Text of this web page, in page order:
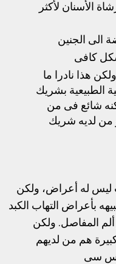
الأسنان لأكثر
الى الجنين
كافى
هذا نادرا ما
الطبيعية بشريك
شائع فى من
من لديه شريك
ليس له أعراض، ولكن
شبيهه بأعراض التهاب الكبد
المفاصل. ولكن
هم من لديهم